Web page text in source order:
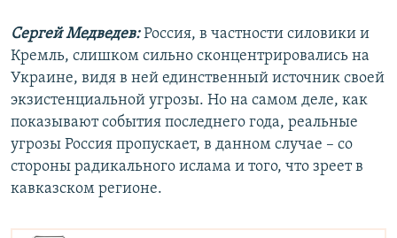
Сергей Медведев:Россия, в частности силовики и
Кремль, слишком сильно сконцентрировались на
Украине, видя в ней единственный источник своей
экзистенциальной угрозы. Но на самом деле, как
показывают события последнего года, реальные
угрозы Россия пропускает, в данном случае – со
стороны радикального ислама и того, что зреет в
кавказском регионе.